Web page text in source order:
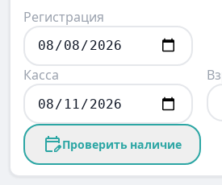
Регистрация
Касса
Проверить наличие